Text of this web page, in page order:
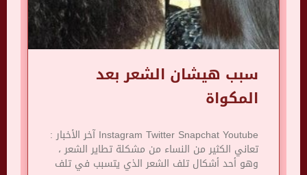
سبب هيشان الشعر بعد
المكواة
Instagram Twitter Snapchat Youtube آخر الأخبار :
تعاني الكثير من النساء من مشكلة تطاير الشعر ،
وهو أحد أشكال تلف الشعر الذي يتسبب في تلف